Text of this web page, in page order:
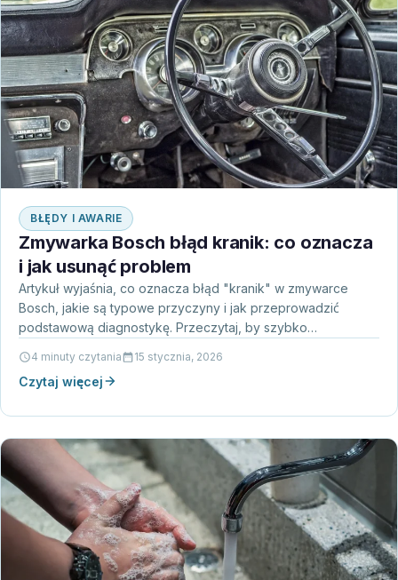
BŁĘDY I AWARIE
Zmywarka Bosch błąd kranik: co oznacza
i jak usunąć problem
Artykuł wyjaśnia, co oznacza błąd "kranik" w zmywarce
Bosch, jakie są typowe przyczyny i jak przeprowadzić
podstawową diagnostykę. Przeczytaj, by szybko
4 minuty czytania 15 stycznia, 2026
Czytaj więcej